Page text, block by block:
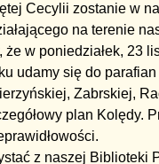
Cecylii zostanie w
na terenie
że w poniedziałek, 23
udamy się do
Zabrskiej,
plan Kolędy.
z naszej Biblioteki